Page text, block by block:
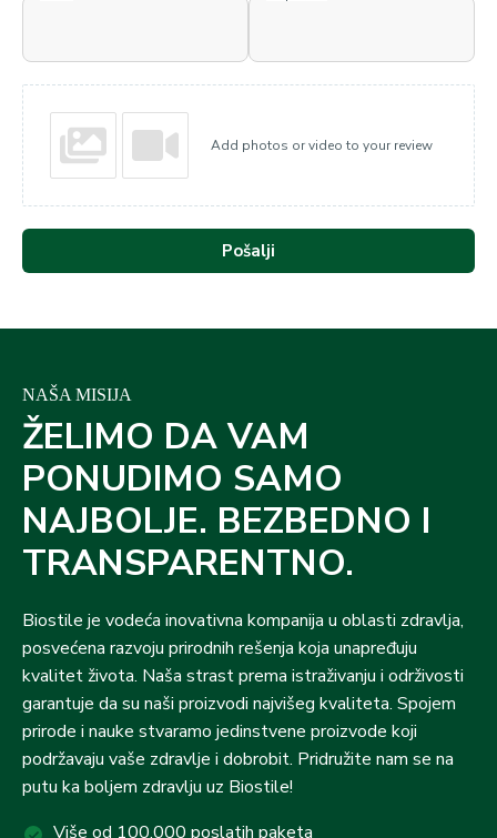
Add photos or video to your review
Pošalji
NAŠA MISIJA
ŽELIMO DA VAM
PONUDIMO SAMO
NAJBOLJE. BEZBEDNO I
TRANSPARENTNO.
Biostile je vodeća inovativna kompanija u oblasti zdravlja,
posvećena razvoju prirodnih rešenja koja unapređuju
kvalitet života. Naša strast prema istraživanju i održivosti
garantuje da su naši proizvodi najvišeg kvaliteta. Spojem
prirode i nauke stvaramo jedinstvene proizvode koji
podržavaju vaše zdravlje i dobrobit. Pridružite nam se na
putu ka boljem zdravlju uz Biostile!
Više od 100.000 poslatih paketa